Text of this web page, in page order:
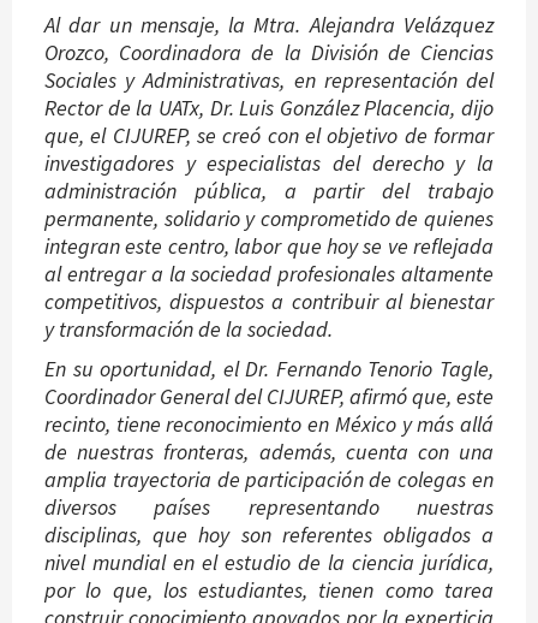
Al dar un mensaje, la Mtra. Alejandra Velázquez
Orozco, Coordinadora de la División de Ciencias
Sociales y Administrativas, en representación del
Rector de la UATx, Dr. Luis González Placencia, dijo
que, el CIJUREP, se creó con el objetivo de formar
investigadores y especialistas del derecho y la
administración pública, a partir del trabajo
permanente, solidario y comprometido de quienes
integran este centro, labor que hoy se ve reflejada
al entregar a la sociedad profesionales altamente
competitivos, dispuestos a contribuir al bienestar
y transformación de la sociedad.
En su oportunidad, el Dr. Fernando Tenorio Tagle,
Coordinador General del CIJUREP, afirmó que, este
recinto, tiene reconocimiento en México y más allá
de nuestras fronteras, además, cuenta con una
amplia trayectoria de participación de colegas en
diversos países representando nuestras
disciplinas, que hoy son referentes obligados a
nivel mundial en el estudio de la ciencia jurídica,
por lo que, los estudiantes, tienen como tarea